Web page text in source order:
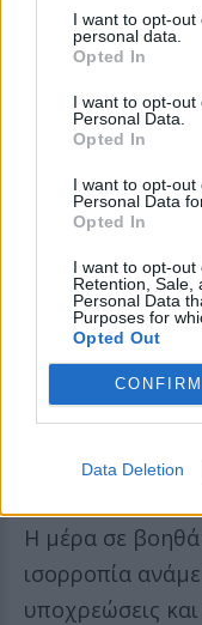
I want to opt-
personal data.
Opted In
I want to opt-out
Personal Data.
Opted In
I want to opt-
Personal Data
Opted In
I want to opt-out
Retention, Sale,
Personal Data
Purposes for
Opted Out
CONFIRM
Data Deletion
ΛΕΩΝ
Σήμερα τραβάς
με τον δικό σου
μικρή νίκη
ΠΑΡΘΕΝΟΣ
Μια λύση σε
εμφανίζεται
περιμένεις και
ΖΥΓΟΣ
Η μέρα σε βοηθά
ισορροπία
υποχρεώσεις και